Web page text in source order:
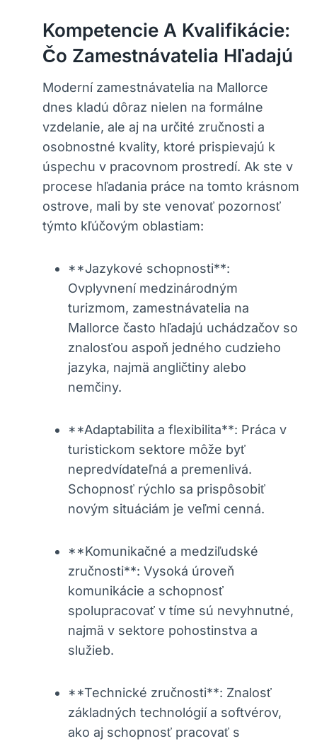
Kompetencie A Kvalifikácie:
Čo Zamestnávatelia Hľadajú
Moderní zamestnávatelia na Mallorce
dnes kladú dôraz nielen na formálne
vzdelanie, ale aj na určité zručnosti a
osobnostné kvality, ktoré prispievajú k
úspechu v pracovnom prostredí. Ak ste v
procese hľadania práce na tomto krásnom
ostrove, mali by ste venovať pozornosť
týmto kľúčovým oblastiam:
**Jazykové schopnosti**:
Ovplyvnení medzinárodným
turizmom, zamestnávatelia na
Mallorce často hľadajú uchádzačov so
znalosťou aspoň jedného cudzieho
jazyka, najmä angličtiny alebo
nemčiny.
**Adaptabilita a flexibilita**: Práca v
turistickom sektore môže byť
nepredvídateľná a premenlivá.
Schopnosť rýchlo sa prispôsobiť
novým situáciám je veľmi cenná.
**Komunikačné a medziľudské
zručnosti**: Vysoká úroveň
komunikácie a schopnosť
spolupracovať v tíme sú nevyhnutné,
najmä v sektore pohostinstva a
služieb.
**Technické zručnosti**: Znalosť
základných technológií a softvérov,
ako aj schopnosť pracovať s